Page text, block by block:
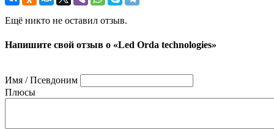
Ещё никто не оставил отзыв.
Напишите свой отзыв о «Led Orda technologies»
Имя / Псевдоним
Плюсы